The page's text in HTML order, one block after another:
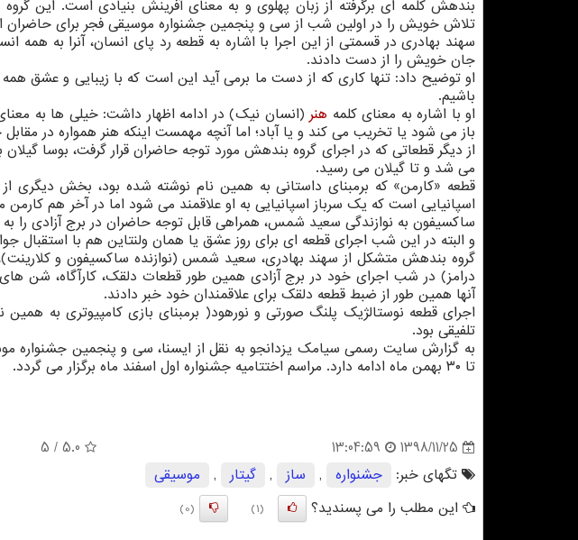
تلاش خویش را در اولین شب از سی و پنجمین جشنواره موسیقی فجر برای حاضران
سهند بهادری در قسمتی از این اجرا با اشاره به قطعه رد پای انسان، آنرا به همه
جان خویش را از دست دادند.
او توضیح داد: تنها كاری كه از دست ما برمی آید این است كه با زیبایی و عشق
باشیم.
او با اشاره به معنای كلمه هنر(انسان نیك) در ادامه اظهار داشت: خیلی ها به
باز می شود یا تخریب می كند و یا آباد؛ اما آنچه مهمست اینكه هنر همواره در
از دیگر قطعاتی كه در اجرای گروه بندهش مورد توجه حاضران قرار گرفت، بوسا گیلان
می شد و تا گیلان می رسید.
قطعه «كارمن» كه برمبنای داستانی به همین نام نوشته شده بود، بخش دیگری
اسپانیایی است كه یك سرباز اسپانیایی به او علاقمند می شود اما در آخر هم
ساكسیفون به نوازندگی سعید شمس، همراهی قابل توجه حاضران در برج آزادی را
و البته در این شب اجرای قطعه ای برای روز عشق یا همان ولنتاین هم با استقبال
گروه بندهش متشكل از سهند بهادری، سعید شمس (نوازنده ساكسیفون و
درامز) در شب اجرای خود در برج آزادی همین طور قطعات دلقك، كارآگاه، شن های
آنها همین طور از ضبط قطعه دلقك برای علاقمندان خود خبر دادند.
اجرای قطعه نوستالژیك پلنگ صورتی و نورهود( برمبنای بازی كامپیوتری به
تلفیقی بود.
تا ۳۰ بهمن ماه ادامه دارد. مراسم اختتامیه جشنواره اول اسفند ماه برگزار می گردد.
1398/11/25
13:04:59
5.0
/ 5
تگهای خبر:
جشنواره , ساز , گیتار ,
موسیقی
این مطلب را می پسندید؟
(1)
(0)